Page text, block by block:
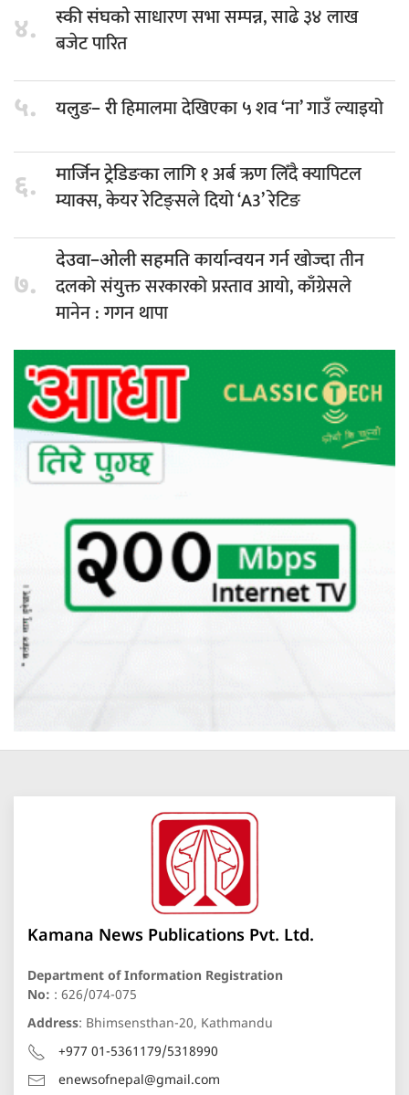
४. स्की संघकोसाधारण सभा सम्पन्न, साढे ३४ लाख
बजेट पारित
५. यलुङ– रीहिमालमा देखिएका ५ शव ‘ना’ गाउँ ल्याइयो
६. मार्जिन ट्रेडिङकालागि १ अर्ब ऋण लिँदै क्यापिटल
म्याक्स, केयर रेटिङ्सले दियो ‘A3’ रेटिङ
७.
देउवा–ओली सहमतिकार्यान्वयन गर्न खोज्दा तीन
दलको संयुक्त सरकारको प्रस्ताव आयो, काँग्रेसले
मानेन : गगन थापा
Kamana News Publications Pvt. Ltd.
Department of Information Registration
No: : 626/074-075
Address: Bhimsensthan-20, Kathmandu
+977 01-5361179/5318990
enewsofnepal@gmail.com